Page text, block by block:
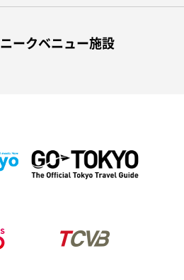
ークベニュー施設